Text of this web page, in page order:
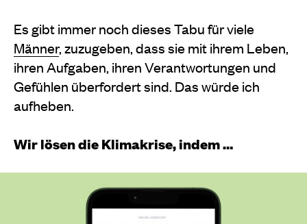
Es gibt immer noch dieses Tabu für viele
Männer, zuzugeben, dass sie mit ihrem Leben,
ihren Aufgaben, ihren Verantwortungen und
Gefühlen überfordert sind. Das würde ich
aufheben.
Wir lösen die Klimakrise, indem …